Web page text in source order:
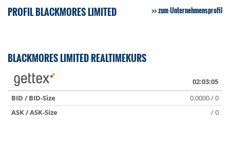
PROFIL BLACKMORES LIMITED zum Unternehmensprofil
BLACKMORES LIMITED REALTIMEKURS
02:03:05
BID / BID-Size
0.0000 / 0
ASK / ASK-Size
/ 0